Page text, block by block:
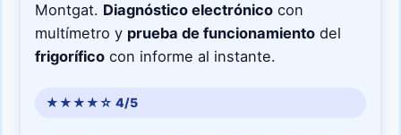
★★★★☆ 4/5
Montgat. Diagnóstico electrónico con
multímetro y prueba de funcionamiento del
frigorífico con informe al instante.